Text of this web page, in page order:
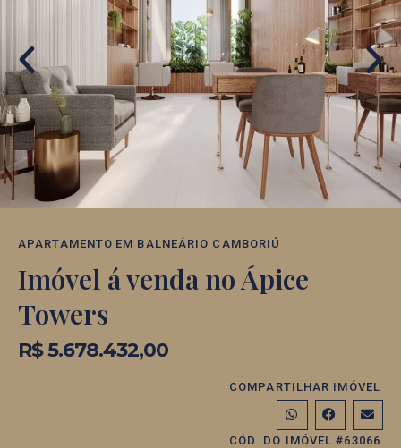
APARTAMENTO EM BALNEÁRIO CAMBORIÚ
Imóvel á venda no Ápice
Towers
R$ 5.678.432,00
COMPARTILHAR IMÓVEL
CÓD. DO IMÓVEL #63066